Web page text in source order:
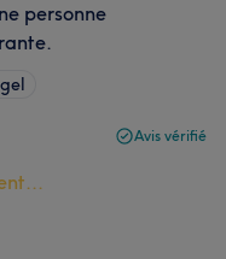
personne
Avis vérifié